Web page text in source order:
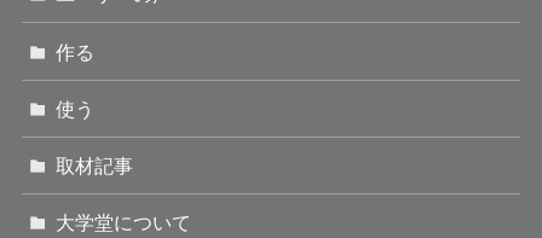
作る
使う
取材記事
大学堂について